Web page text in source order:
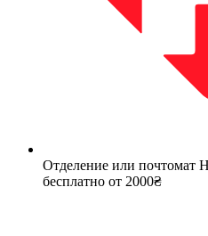
Отделение или почтомат
бесплатно от 2000₴